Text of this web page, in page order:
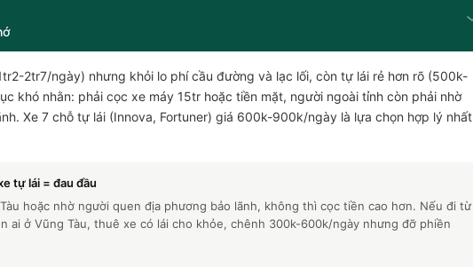
2tr7/ngày) nhưng khỏi lo phí cầu đường và lạc lối, còn tự lái rẻ hơn rõ (500k-
khó nhằn: phải cọc xe máy 15tr hoặc tiền mặt, người ngoài tỉnh còn phải nhờ
Xe 7 chỗ tự lái (Innova, Fortuner) giá 600k-900k/ngày là lựa chọn hợp lý nhất
tự lái = đau đầu
hoặc nhờ người quen địa phương bảo lãnh, không thì cọc tiền cao hơn. Nếu đi từ
ai ở Vũng Tàu, thuê xe có lái cho khỏe, chênh 300k-600k/ngày nhưng đỡ phiền